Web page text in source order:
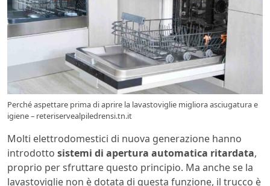
Perché aspettare prima di aprire la lavastoviglie migliora asciugatura e
igiene – reteriservealpiledrensi.tn.it
Molti elettrodomestici di nuova generazione hanno
introdotto sistemi di apertura automatica ritardata,
proprio per sfruttare questo principio. Ma anche se la
lavastoviglie non è dotata di questa funzione, il trucco è